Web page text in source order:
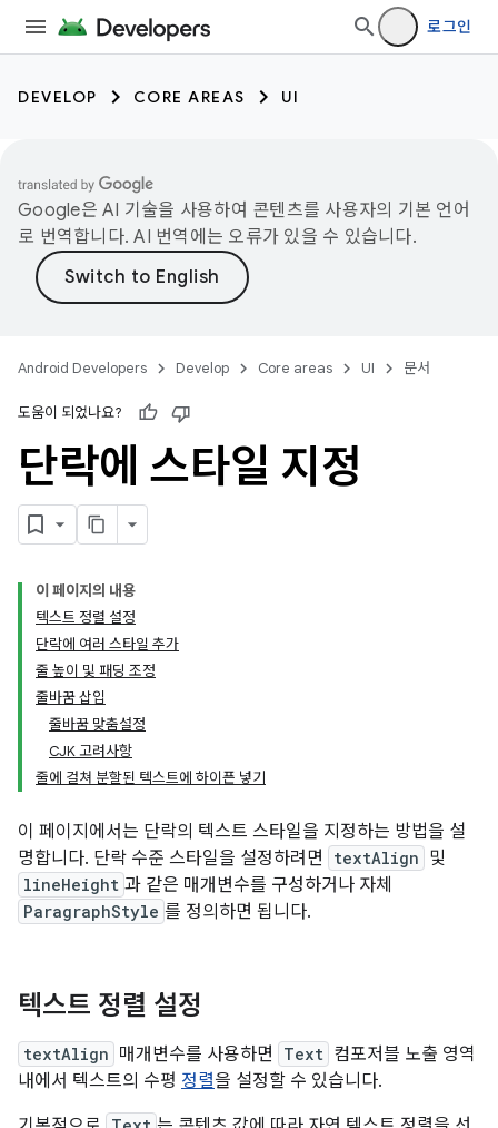
로그인
DEVELOP CORE AREAS UI
Google은 AI 기술을 사용하여 콘텐츠를 사용자의 기본 언어
로 번역합니다. AI 번역에는 오류가 있을 수 있습니다.
Android Developers Develop Core areas UI 문서
도움이 되었나요?
단락에 스타일 지정
이 페이지의 내용
텍스트 정렬 설정
단락에 여러 스타일 추가
줄 높이 및 패딩 조정
줄바꿈 삽입
줄바꿈 맞춤설정
CJK 고려사항
줄에 걸쳐 분할된 텍스트에 하이픈 넣기
이 페이지에서는 단락의 텍스트 스타일을 지정하는 방법을 설
명합니다. 단락 수준 스타일을 설정하려면
textAlign 및
lineHeight 과 같은 매개변수를 구성하거나 자체
ParagraphStyle 를 정의하면 됩니다.
텍스트 정렬 설정
textAlign 매개변수를 사용하면 Text 컴포저블 노출 영역
내에서 텍스트의 수평 정렬을 설정할 수 있습니다.